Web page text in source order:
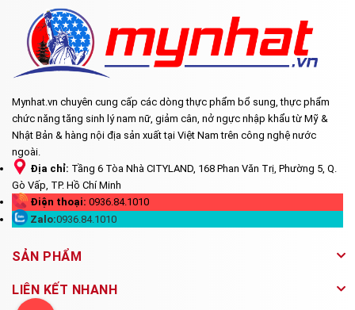
Mynhat.vn chuyên cung cấp các dòng thực phẩm bổ sung, thực phẩm
chức năng tăng sinh lý nam nữ, giảm cân, nở ngực nhập khẩu từ Mỹ &
Nhật Bản & hàng nội địa sản xuất tại Việt Nam trên công nghệ nước
ngoài.
Địa chỉ: Tầng 6 Tòa Nhà CITYLAND, 168 Phan Văn Trị, Phường 5, Q.
Gò Vấp, TP. Hồ Chí Minh
Điện thoại: 0936.84.1010
Zalo:0936.84.1010
SẢN PHẨM
LIÊN KẾT NHANH